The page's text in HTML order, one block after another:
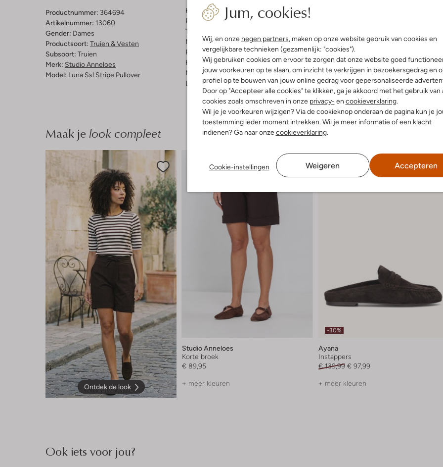
Jum, cookies!
Wij, en onze negen partners, maken op onze website gebruik van cookies en
vergelijkbare technieken (gezamenlijk: "cookies").
Wij gebruiken cookies om ervoor te zorgen dat onze website goed
jouw voorkeuren op te slaan, om inzicht te verkrijgen in bezoekersgedrag en
profiel op te bouwen van jouw online gedrag voor gepersonaliseerde
Door op "Accepteer alle cookies" te klikken, ga je akkoord met het gebruik van
cookies zoals omschreven in onze privacy- en cookieverklaring.
Wil je je voorkeuren wijzigen? Via de cookieknop onderaan de pagina kun je
toestemming ieder moment intrekken. Wil je meer informatie of een klacht
indienen? Ga naar onzecookieverklaring.
Cookie-instellingen Weigeren Accepteren
Productnummer: 364694
Artikelnummer: 13060
Gender: Dames
Productsoort: Truien & Vesten
Subsoort: Truien
Merk: Studio Anneloes
Model: Luna Ssl Stripe Pullover
Kleur:Multi
Patroon:Streep
Trends:
Materiaal:Katoen
Pasvorm:Regular Fit
Halslijn:Rond
Mouwlengte:Driekwart Mouw
Lengte:Half Lang
Ontsnap aan de alledaagse
ANNELOES. Deze bruine trui is
gezellige middag op het terras.
ideaal voor de lente en zomer.
moeiteloze, stijlvolle look. De
in te boeten op stijl. Een
toch verfijnde uitstraling.
Maak je look compleet
Ontdek de look
Studio Anneloes
Korte broek
€ 89,95
+ meer kleuren
-30%
Ayana
Instappers
€ 139,99 € 97,99
+ meer kleuren
Ook iets voor jou?